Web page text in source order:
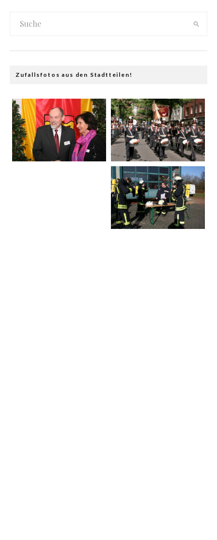
Zufallsfotos aus den Stadtteilen!